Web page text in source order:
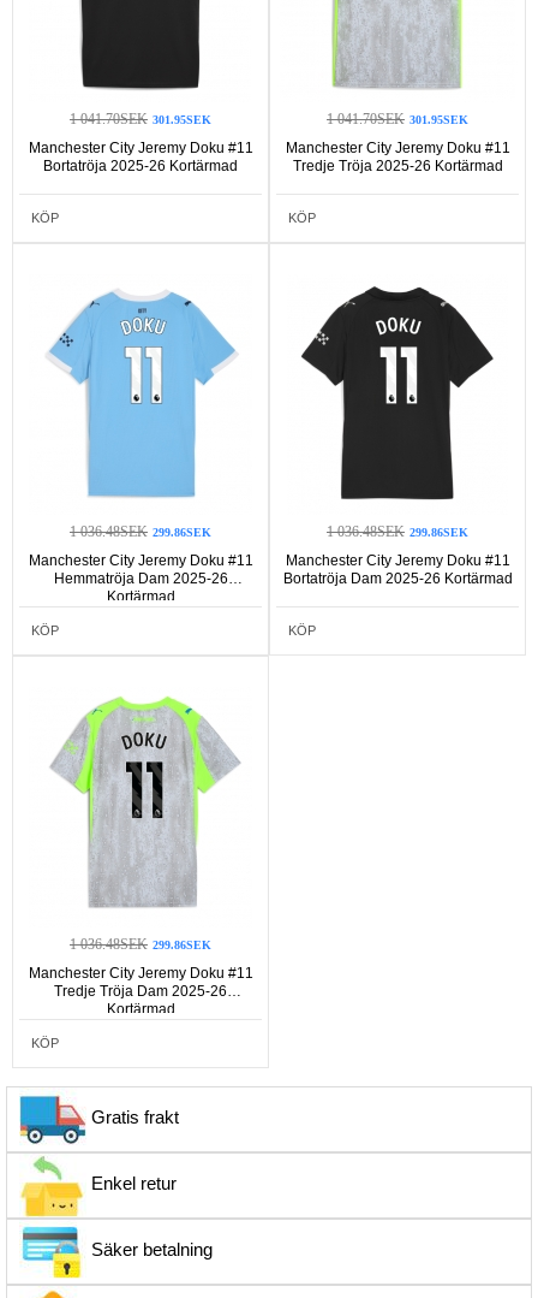
1 041.70SEK 301.95SEK
Manchester City Jeremy Doku #11
Bortatröja 2025-26 Kortärmad
KÖP
1 041.70SEK 301.95SEK
Manchester City Jeremy Doku #11
Tredje Tröja 2025-26 Kortärmad
KÖP
1 036.48SEK 299.86SEK
Manchester City Jeremy Doku #11
Hemmatröja Dam 2025-26
Kortärmad
KÖP
1 036.48SEK 299.86SEK
Manchester City Jeremy Doku #11
Bortatröja Dam 2025-26 Kortärmad
KÖP
1 036.48SEK 299.86SEK
Manchester City Jeremy Doku #11
Tredje Tröja Dam 2025-26
Kortärmad
KÖP
Gratis frakt
Enkel retur
Säker betalning